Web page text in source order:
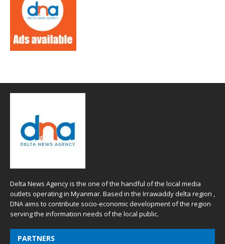
Delta News Agency is the one of the handful of the local media
outlets operating in Myanmar. Based in the Irrawaddy delta region ,
DNA aims to contribute socio-economic development of the region
serving the information needs of the local public.
PARTNERS